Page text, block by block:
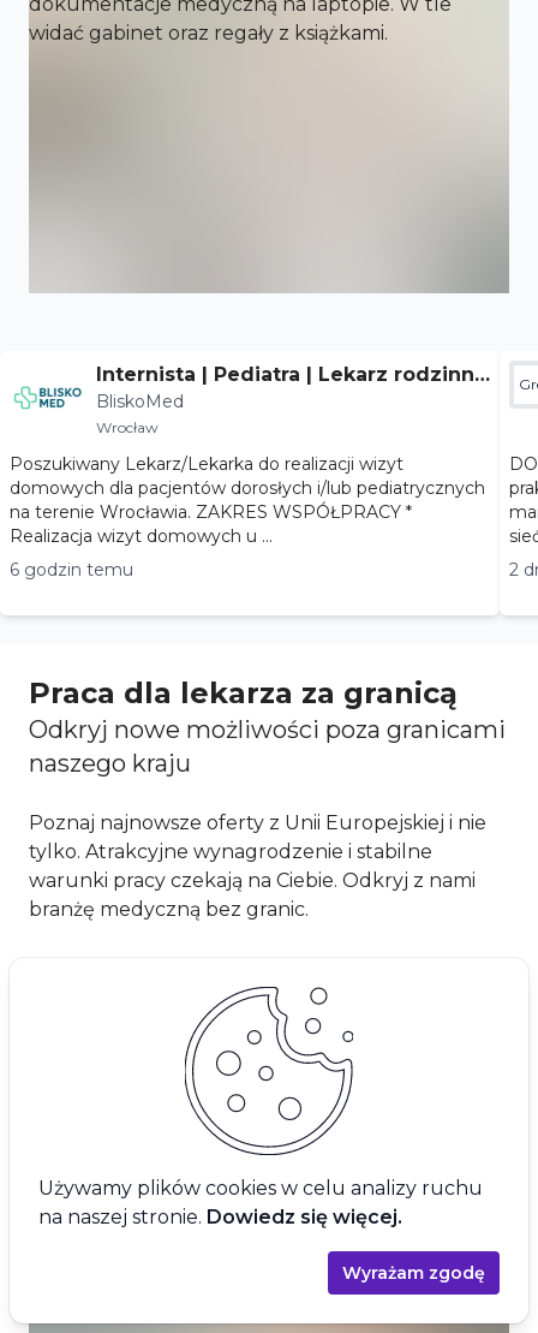
Używamy plików cookies w celu analizy ruchu
na naszej stronie. Dowiedz się więcej.
Wyrażam zgodę
Internista | Pediatra | Lekarz rodzinny
- Wrocław
BliskoMed
Wrocław
Poszukiwany Lekarz/Lekarka do realizacji wizyt
domowych dla pacjentów dorosłych i/lub pediatrycznych
na terenie Wrocławia. ZAKRES WSPÓŁPRACY *
Realizacja wizyt domowych u ...
6 godzin temu
2
Praca dla lekarza za granicą
Odkryj nowe możliwości poza granicami
naszego kraju
Poznaj najnowsze oferty z Unii Europejskiej i nie
tylko. Atrakcyjne wynagrodzenie i stabilne
warunki pracy czekają na Ciebie. Odkryj z nami
branżę medyczną bez granic.